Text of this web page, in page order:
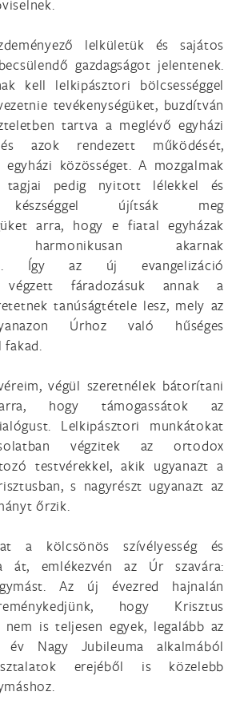
lelkületük és sajátos
gazdagságot jelentenek.
kell lelkipásztori bölcsességgel
tevékenységüket, buzdítván
tartva a meglévő egyházi
azok rendezett működését,
egyházi közösséget. A mozgalmak
tagjai pedig nyitott lélekkel és
készséggel újítsák meg
arra, hogy e fiatal egyházak
harmonikusan akarnak
Így az új evangelizáció
végzett fáradozásuk annak a
tanúságtétele lesz, mely az
Úrhoz való hűséges
fakad.
végül szeretnélek bátorítani
hogy támogassátok az
Lelkipásztori munkátokat
végzitek az ortodox
testvérekkel, akik ugyanazt a
s nagyrészt ugyanazt az
őrzik.
a kölcsönös szívélyesség és
át, emlékezvén az Úr szavára:
Az új évezred hajnalán
hogy Krisztus
is teljesen egyek, legalább az
Nagy Jubileuma alkalmából
erejéből is közelebb